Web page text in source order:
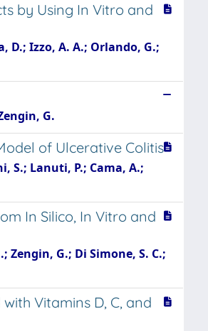
by Using In Vitro and
D.; Izzo, A. A.; Orlando, G.;
G.
of Ulcerative Colitis
S.; Lanuti, P.; Cama, A.;
In Silico, In Vitro and
G.; Di Simone, S. C.;
Vitamins D, C, and